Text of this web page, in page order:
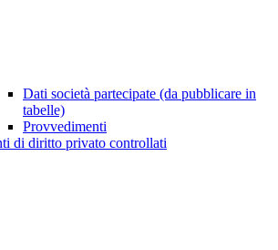
Dati società partecipate (da pubblicare in
tabelle)
Provvedimenti
di diritto privato controllati